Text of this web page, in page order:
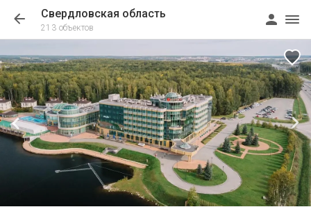
Свердловская область
213 объектов